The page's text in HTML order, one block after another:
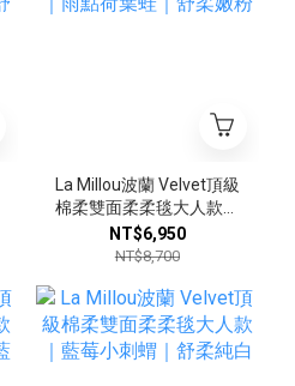
La Millou波蘭 Velvet頂級
棉柔雙面柔柔毯大人款｜
雨點荷葉蛙｜舒柔嫩粉
NT$6,950
NT$8,700